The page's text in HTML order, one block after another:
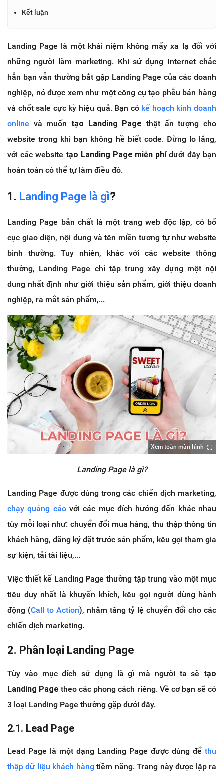
Kết luận
Landing Page là một khái niệm không mấy xa lạ đối với
những người làm marketing. Khi sử dụng Internet chắc
hẳn bạn vẫn thường bắt gặp Landing Page của các doanh
nghiệp, nó được xem như một công cụ tạo phễu bán hàng
và chốt sale cực kỳ hiệu quả. Bạn có kế hoạch kinh doanh
online và muốn tạo Landing Page thật ấn tượng cho
website trong khi bạn không hề biết code. Đừng lo lắng,
với các website tạo Landing Page miễn phídưới đây bạn
hoàn toàn có thể tự làm điều đó.
1. Landing Page là gì?
Landing Page bản chất là một trang web độc lập, có bố
cục giao diện, nội dung và tên miền tương tự như website
bình thường. Tuy nhiên, khác với các website thông
thường, Landing Page chỉ tập trung xây dựng một nội
dung nhất định như giới thiệu sản phẩm, giới thiệu doanh
nghiệp, ra mắt sản phẩm,...
Xem toàn màn hình
Landing Page là gì?
Landing Page được dùng trong các chiến dịch marketing,
chạy quảng cáovới các mục đích hướng đến khác nhau
tùy mỗi loại như: chuyển đổi mua hàng, thu thập thông tin
khách hàng, đăng ký đặt trước sản phẩm, kêu gọi tham gia
sự kiện, tải tài liệu,...
Việc thiết kế Landing Page thường tập trung vào một mục
tiêu duy nhất là khuyến khích, kêu gọi người dùng hành
động (Call to Action), nhằm tăng tỷ lệ chuyển đổi cho các
chiến dịch marketing.
2. Phân loại Landing Page
Tùy vào mục đích sử dụng là gì mà người ta sẽ tạo
Landing Page theo các phong cách riêng. Về cơ bạn sẽ có
3 loại Landing Page thường gặp dưới đây.
2.1. Lead Page
Lead Page là một dạng Landing Page được dùng để thu
thập dữ liệu khách hàng tiềm năng. Trang này được lập ra